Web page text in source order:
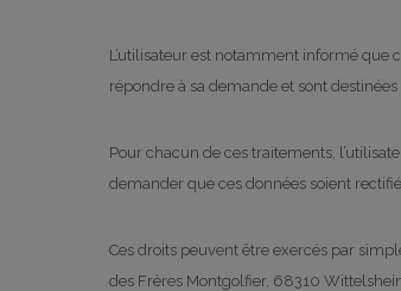
L’utilisateur est notamment informé
répondre à sa demande et sont destinées
Pour chacun de ces traitements,
demander que ces données soient
Ces droits peuvent être exercés par
des Frères Montgolfier, 68310